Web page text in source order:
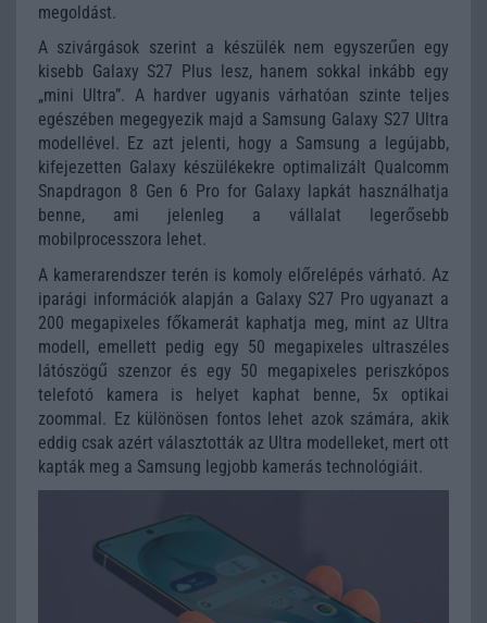
megoldást.
A szivárgások szerint a készülék nem egyszerűen egy
kisebb Galaxy S27 Plus lesz, hanem sokkal inkább egy
„mini Ultra”. A hardver ugyanis várhatóan szinte teljes
egészében megegyezik majd a Samsung Galaxy S27 Ultra
modellével. Ez azt jelenti, hogy a Samsung a legújabb,
kifejezetten Galaxy készülékekre optimalizált Qualcomm
Snapdragon 8 Gen 6 Pro for Galaxy lapkát használhatja
benne, ami jelenleg a vállalat legerősebb
mobilprocesszora lehet.
A kamerarendszer terén is komoly előrelépés várható. Az
iparági információk alapján a Galaxy S27 Pro ugyanazt a
200 megapixeles főkamerát kaphatja meg, mint az Ultra
modell, emellett pedig egy 50 megapixeles ultraszéles
látószögű szenzor és egy 50 megapixeles periszkópos
telefotó kamera is helyet kaphat benne, 5x optikai
zoommal. Ez különösen fontos lehet azok számára, akik
eddig csak azért választották az Ultra modelleket, mert ott
kapták meg a Samsung legjobb kamerás technológiáit.